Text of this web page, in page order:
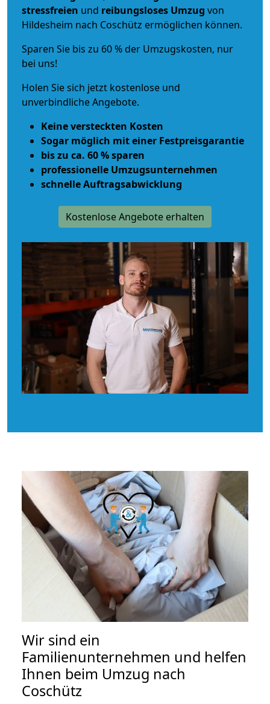
stressfreien und reibungsloses Umzug von
Hildesheim nach Coschütz ermöglichen können.
Sparen Sie bis zu 60 % der Umzugskosten, nur
bei uns!
Holen Sie sich jetzt kostenlose und
unverbindliche Angebote.
Keine versteckten Kosten
Sogar möglich mit einer Festpreisgarantie
bis zu ca. 60 % sparen
professionelle Umzugsunternehmen
schnelle Auftragsabwicklung
Kostenlose Angebote erhalten
Wir sind ein
Familienunternehmen und helfen
Ihnen beim Umzug nach
Coschütz